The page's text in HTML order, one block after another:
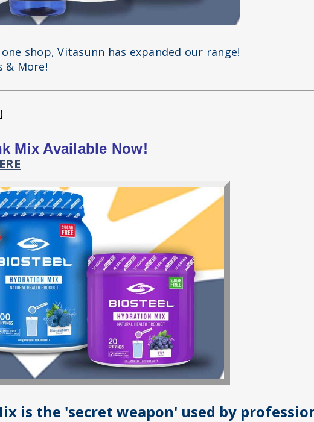
shop,Vitasunn has expanded our range!
& More!
Mix Available Now!
is the 'secret weapon' used by